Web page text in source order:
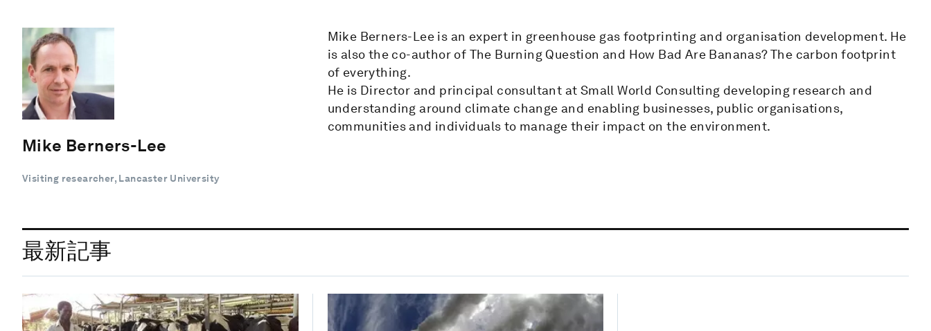
Mike Berners-Lee
Visiting researcher, Lancaster University
Mike Berners-Lee is an expert in greenhouse gas footprinting and organisation development. He
is also the co-author of The Burning Question and How Bad Are Bananas? The carbon footprint
of everything.
He is Director and principal consultant at Small World Consulting developing research and
understanding around climate change and enabling businesses, public organisations,
communities and individuals to manage their impact on the environment.
最新記事